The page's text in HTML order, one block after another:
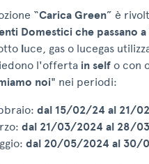
“Carica Green” è
Domestici che passano
luce, gas o lucegas
l'offerta in self o con
noi" nei periodi:
dal 15/02/24 al 21/
dal 21/03/2024 al 28/
dal 20/05/2024 al 30/